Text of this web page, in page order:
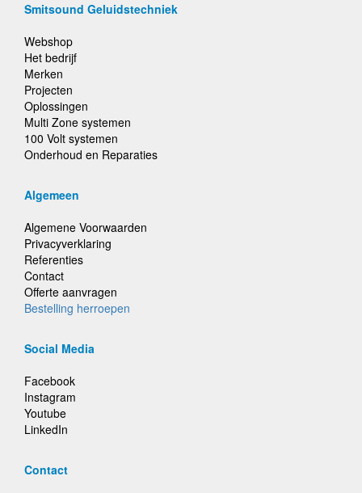
Smitsound Geluidstechniek
Webshop
Het bedrijf
Merken
Projecten
Oplossingen
Multi Zone systemen
100 Volt systemen
Onderhoud en Reparaties
Algemeen
Algemene Voorwaarden
Privacyverklaring
Referenties
Contact
Offerte aanvragen
Bestelling herroepen
Social Media
Facebook
Instagram
Youtube
LinkedIn
Contact